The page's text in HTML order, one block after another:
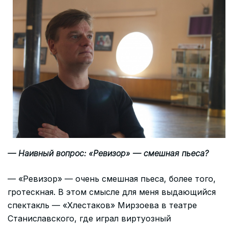
— Наивный вопрос: «Ревизор» — смешная пьеса?
— «Ревизор» — очень смешная пьеса, более того,
гротескная. В этом смысле для меня выдающийся
спектакль — «Хлестаков» Мирзоева в театре
Станиславского, где играл виртуозный